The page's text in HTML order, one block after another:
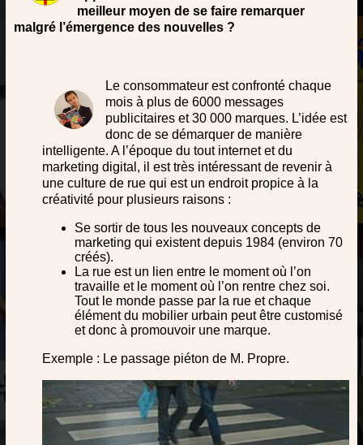
meilleur moyen de se faire remarquer
malgré l’émergence des nouvelles ?
Le consommateur est confronté chaque
mois à plus de 6000 messages
publicitaires et 30 000 marques. L’idée est
donc de se démarquer de manière
intelligente. A l’époque du tout internet et du
marketing digital, il est très intéressant de revenir à
une culture de rue qui est un endroit propice à la
créativité pour plusieurs raisons :
Se sortir de tous les nouveaux concepts de
marketing qui existent depuis 1984 (environ 70
créés).
La rue est un lien entre le moment où l’on
travaille et le moment où l’on rentre chez soi.
Tout le monde passe par la rue et chaque
élément du mobilier urbain peut être customisé
et donc à promouvoir une marque.
Exemple : Le passage piéton de M. Propre.